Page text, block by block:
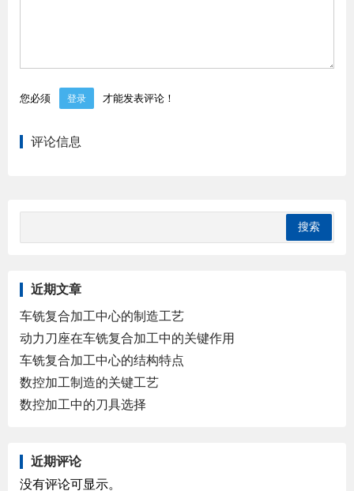
您必须 登录 才能发表评论！
评论信息
近期文章
车铣复合加工中心的制造工艺
动力刀座在车铣复合加工中的关键作用
车铣复合加工中心的结构特点
数控加工制造的关键工艺
数控加工中的刀具选择
近期评论
没有评论可显示。